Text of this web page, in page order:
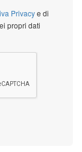
Privacye di
propri dati